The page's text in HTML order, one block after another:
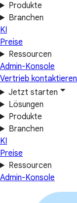
Produkte
Branchen
KI
Preise
Ressourcen
Admin-Konsole
Vertrieb kontaktieren
Jetzt starten
Lösungen
Produkte
Branchen
KI
Preise
Ressourcen
Admin-Konsole